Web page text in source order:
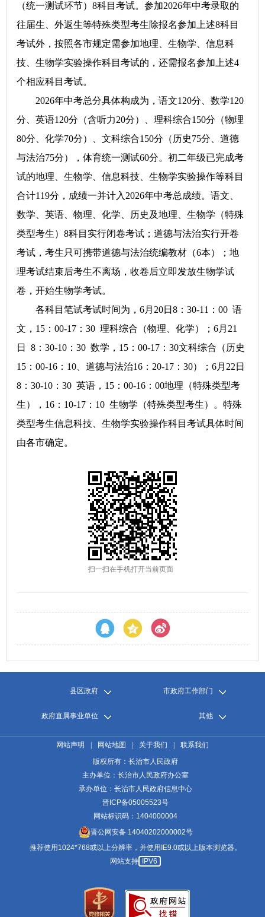
（统一测试环节）8科目考试。参加2026年中考录取的
往届生、外返生等特殊类型考生除报名参加上述8科目
考试外，按照各市规定需参加地理、生物学、信息科
技、生物学实验操作科目考试的，还需报名参加上述4
个相应科目考试。
2026年中考总分具体构成为，语文120分、数学120
分、英语120分（含听力20分）、理科综合150分（物理
80分、化学70分）、文科综合150分（历史75分、道德
与法治75分），体育统一测试60分。初二年级已完成考
试的地理、生物学、信息科技、生物学实验操作等科目
合计119分，成绩一并计入2026年中考总成绩。语文、
数学、英语、物理、化学、历史及地理、生物学（特殊
类型考生）8科目实行闭卷考试；道德与法治实行开卷
考试，考生只可携带道德与法治统编教材（6本）；地
理考试结束后考生不离场，收卷后立即发放生物学试
卷，开始生物学考试。
各科目笔试考试时间为，6月20日8：30-11：00 语
文，15：00-17：30 理科综合（物理、化学）；6月21
日 8：30-10：30 数学，15：00-17：30文科综合（历史
15：00-16：10、道德与法治16：20-17：30）；6月22日
8：30-10：30 英语，15：00-16：00地理（特殊类型考
生），16：10-17：10 生物学（特殊类型考生）。特殊
类型考生信息科技、生物学实验操作科目考试具体时间
由各市确定。
扫一扫在手机打开当前页面
县区政府 市政府工作部门
政府直属事业单位 其他
网站声明 网站地图 关于我们
联系我们
版权所有：长治市人民政府
主办单位：长治市人民政府办公室
承办单位：长治市人民政府信息中心
晋ICP备05005523号
网站标识码：1404000004
晋公网安备 14040202000002号
推荐使用1024*768或以上分辨率，并使用IE9.0或以上版本浏览器。
网站支持
IPV6